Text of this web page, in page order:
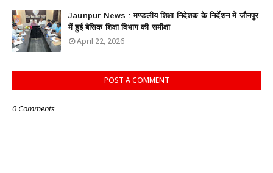
Jaunpur News : ​मण्डलीय शिक्षा निदेशक के निर्देशन में जौनपुर
में हुई बेसिक शिक्षा विभाग की समीक्षा
April 22, 2026
POST A COMMENT
0 Comments